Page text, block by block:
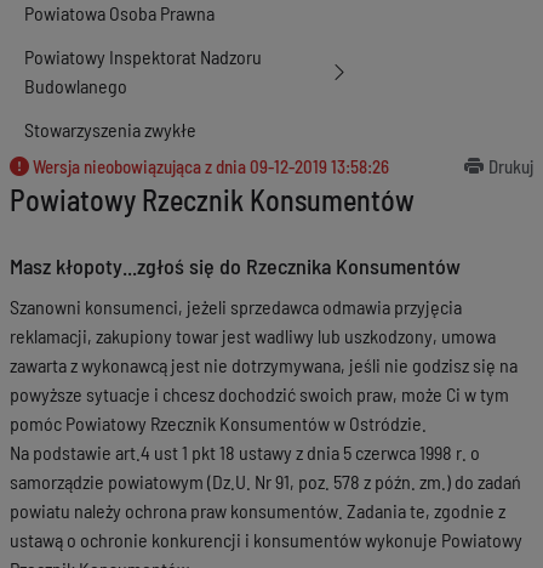
Powiatowa Osoba Prawna
Powiatowy Inspektorat Nadzoru
Budowlanego
Stowarzyszenia zwykłe
Wersja nieobowiązująca z dnia 09-12-2019 13:58:26 Drukuj
Powiatowy Rzecznik Konsumentów
Masz kłopoty...zgłoś się do Rzecznika Konsumentów
Szanowni konsumenci, jeżeli sprzedawca odmawia przyjęcia
reklamacji, zakupiony towar jest wadliwy lub uszkodzony, umowa
zawarta z wykonawcą jest nie dotrzymywana, jeśli nie godzisz się na
powyższe sytuacje i chcesz dochodzić swoich praw, może Ci w tym
pomóc Powiatowy Rzecznik Konsumentów w Ostródzie.
Na podstawie art.4 ust 1 pkt 18 ustawy z dnia 5 czerwca 1998 r. o
samorządzie powiatowym (Dz.U. Nr 91, poz. 578 z późn. zm.) do zadań
powiatu należy ochrona praw konsumentów. Zadania te, zgodnie z
ustawą o ochronie konkurencji i konsumentów wykonuje Powiatowy